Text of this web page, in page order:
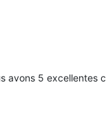
avons 5 excellentes